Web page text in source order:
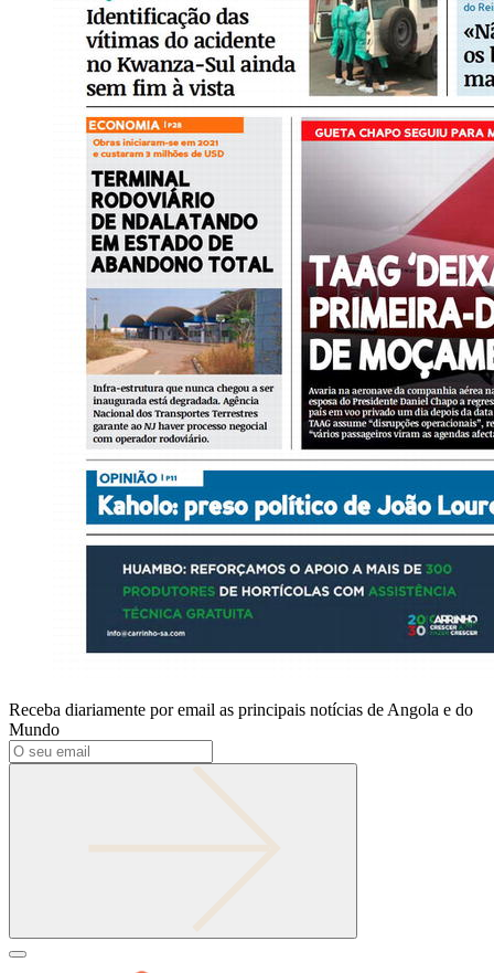
Receba diariamente por email as principais notícias de Angola e do
Mundo